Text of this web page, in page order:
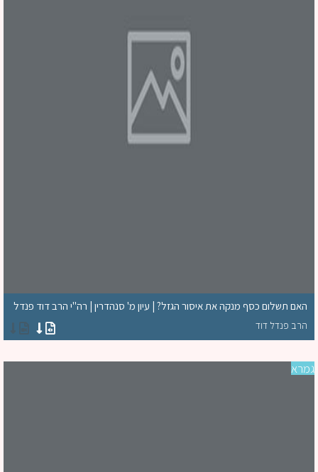
האם תשלום כסף מנקה את איסור הגזל? | עיון מ' סנהדרין | רה"י הרב דוד פנדל
הרב פנדל דוד